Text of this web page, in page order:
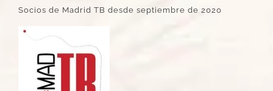
Socios de Madrid TB desde septiembre de 2020